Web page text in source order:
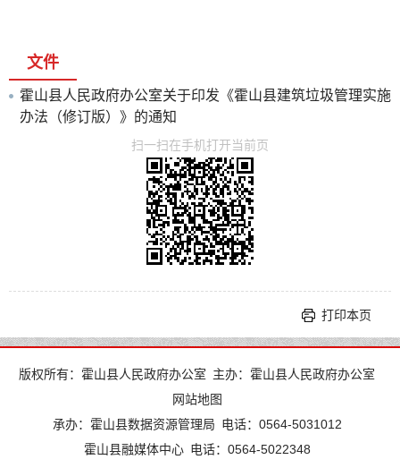
文件
霍山县人民政府办公室关于印发《霍山县建筑垃圾管理实施
办法（修订版）》的通知
扫一扫在手机打开当前页
打印本页
版权所有：霍山县人民政府办公室 主办：霍山县人民政府办公室
网站地图
承办：霍山县数据资源管理局 电话：0564-5031012
霍山县融媒体中心 电话：0564-5022348